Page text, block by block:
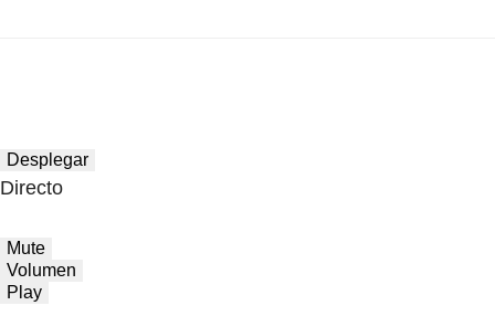
Desplegar
Directo
Mute
Volumen
Play